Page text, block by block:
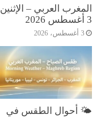
المغرب العربي – الإثنين
3 أغسطس 2026
3 أغسطس، 2026
🌤️ أحوال الطقس في